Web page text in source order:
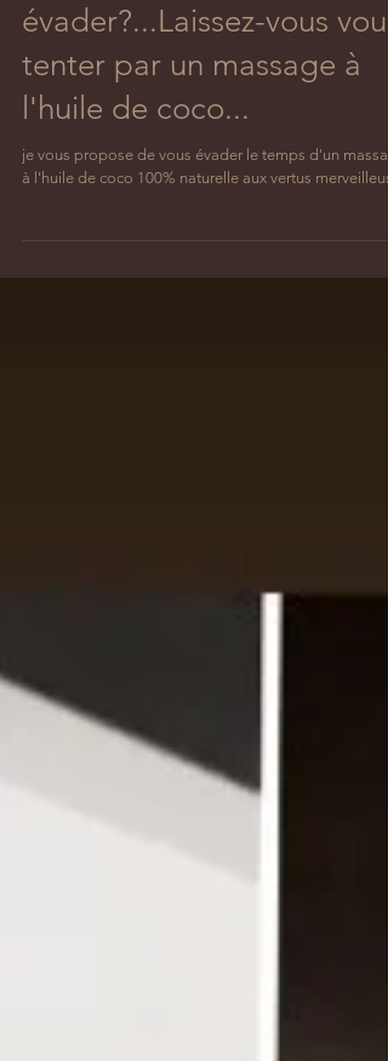
10 mars 2020 1 min de lecture
Envie de vous
évader?...Laissez-vous vous
tenter par un massage à